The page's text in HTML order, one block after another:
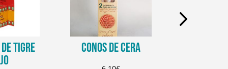
TIGRE
CONOS DE CERA